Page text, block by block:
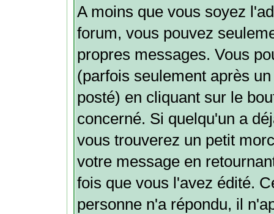
A moins que vous soyez
forum, vous pouvez
propres messages. Vous
(parfois seulement après
posté) en cliquant sur le
concerné. Si quelqu'un a
vous trouverez un petit
votre message en
fois que vous l'avez édité.
personne n'a répondu, il